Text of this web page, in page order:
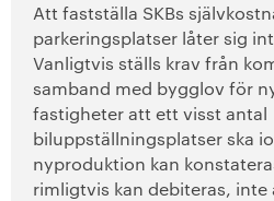
Att fastställa SKBs
parkeringsplatser låter sig
Vanligtvis ställs krav från
samband med bygglov för
fastigheter att ett visst antal
biluppställningsplatser ska
nyproduktion kan
rimligtvis kan debiteras,